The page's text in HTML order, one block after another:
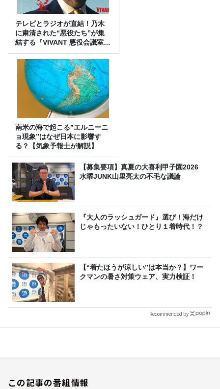
テレビとラジオが直結！乃木
に粛清された“悪役たち”が集
結する『VIVANT 悪役会議室』
7/26(日)23時スタート！
南米の海で起こる”エルニーニ
ョ現象”はなぜ日本に影響す
る？【気象予報士が解説】
【募集要項】真夏の大喜利甲子園2026
水曜JUNK山里亮太の不毛な議論
『大人のラッシュガード』選び！海だけ
じゃもったいない！ひとり１着時代！？
【“着たほうが涼しい”は本当か？】ワー
クマンの暑さ対策ウェア、実力検証！
Recommended by
この記事の番組情報